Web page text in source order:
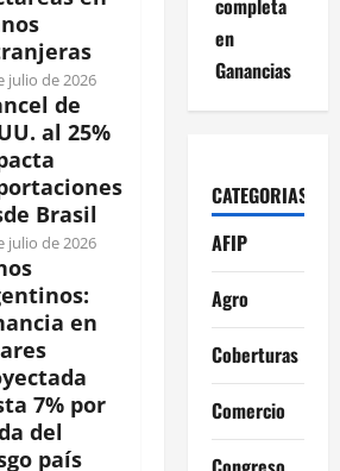
julio de 2026
de
al 25%
Brasil
julio de 2026
en
7% por
del
país
en
Ganancias
CATEGORIAS
AFIP
Agro
Coberturas
Comercio